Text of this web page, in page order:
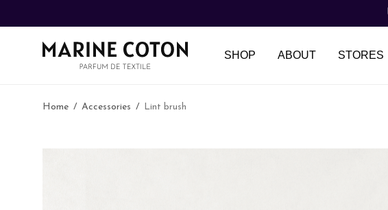
SHOP ABOUT STORES
Home / Accessories / Lint brush